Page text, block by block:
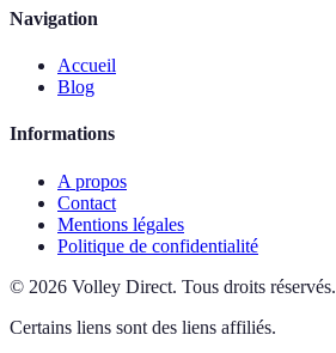
Navigation
Accueil
Blog
Informations
A propos
Contact
Mentions légales
Politique de confidentialité
© 2026 Volley Direct. Tous droits réservés.
Certains liens sont des liens affiliés.